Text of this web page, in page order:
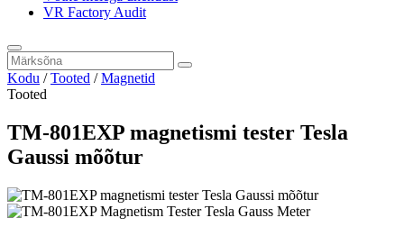
VR Factory Audit
Kodu /Tooted /Magnetid
Tooted
TM-801EXP magnetismi tester Tesla
Gaussi mõõtur